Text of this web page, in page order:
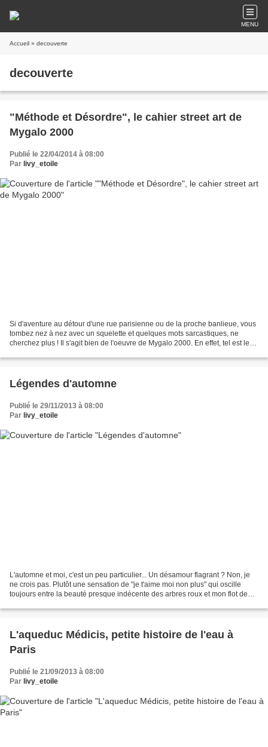
MENU
Accueil » decouverte
decouverte
"Méthode et Désordre", le cahier street art de
Mygalo 2000
Publié le 22/04/2014 à 08:00
Par livy_etoile
Si d'aventure au détour d'une rue parisienne ou de la proche banlieue, vous
tombez nez à nez avec un squelette et quelques mots sarcastiques, ne
cherchez plus ! Il s'agit bien de l'oeuvre de Mygalo 2000. En effet, tel est le
Légendes d'automne
Publié le 29/11/2013 à 08:00
Par livy_etoile
L'automne et moi, c'est un peu particulier... Un désamour flagrant ? Non, je
ne crois pas. Plutôt une sensation de "je t'aime moi non plus" qui oscille
toujours entre la beauté presque indécente des arbres roux et mon flot de
L'aqueduc Médicis, petite histoire de l'eau à
Paris
Publié le 21/09/2013 à 08:00
Par livy_etoile